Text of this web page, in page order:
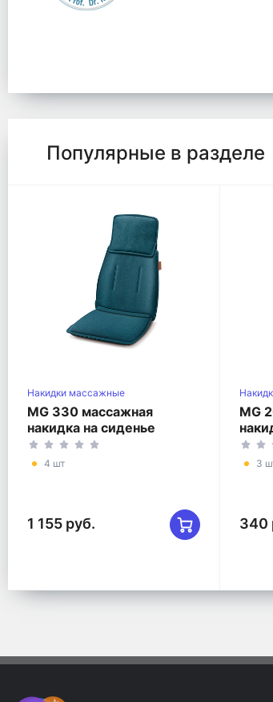
Популярные в разделе
Накидки массажные
MG 330 массажная
накидка на сиденье
4 шт
1 155 руб.
MG
3
340